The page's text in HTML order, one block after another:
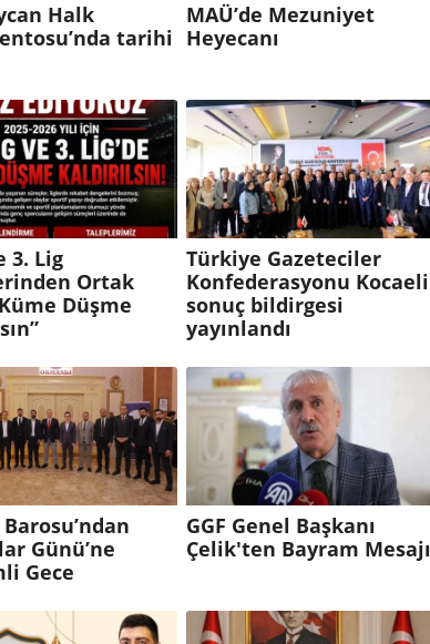
Halk
tarihi
MAÜ’de Mezuniyet
Heyecanı
3. Lig
Ortak
Düşme
Türkiye Gazeteciler
Konfederasyonu Kocaeli
sonuç bildirgesi
yayınlandı
Günü’ne
Gece
GGF Genel Başkanı
Çelik'ten Bayram Mesajı